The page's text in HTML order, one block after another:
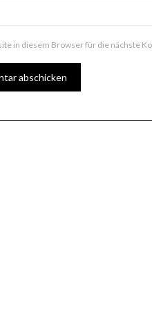
in diesem Browser für die nächste